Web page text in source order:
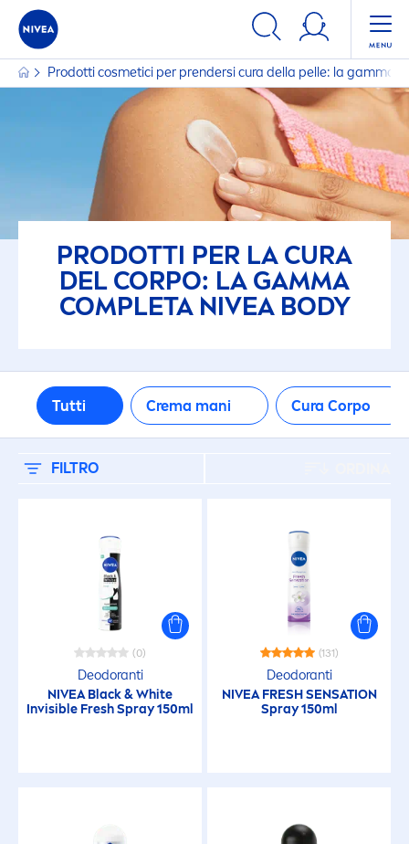
Prodotti cosmetici per prendersi cura della pelle: la gamma
PRODOTTI PER LA CURA
DEL CORPO: LA GAMMA
COMPLETA NIVEABODY
Tutti Crema mani Cura Corpo
FILTRO
FILTRI
TIPO DI PRODOTTO
Crema mani
Cura Corpo
Deodoranti
Deodoranti
Doccia
Intimo
Pelle matura
Pelle mista
Pelle molto secca
(0)
Deodoranti
NIVEA Black&White
Invisible FreshSpray 150ml
(131)
Deodoranti
NIVEA FRESH SENSATION
Spray 150ml